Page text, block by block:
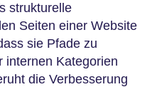
strukturelle
Seiten einer Website
sie Pfade zu
internen Kategorien
die Verbesserung